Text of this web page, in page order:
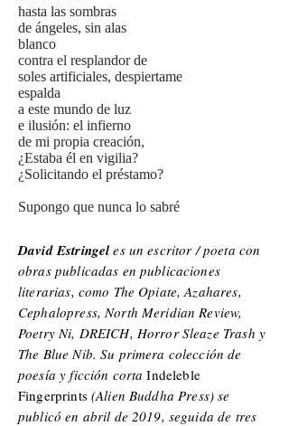
hasta las sombras
de ángeles, sin alas
blanco
contra el resplandor de
soles artificiales, despiertame
espalda
a este mundo de luz
e ilusión: el infierno
de mi propia creación,
¿Estaba él en vigilia?
¿Solicitando el préstamo?
Supongo que nunca lo sabré
David Estringeles un escritor / poeta con
obras publicadas en publicaciones
literarias, como The Opiate, Azahares,
Cephalopress, North Meridian Review,
Poetry Ni, DREICH, Horror Sleaze Trash y
The Blue Nib. Su primera colección de
poesía y ficción corta Indeleble
Fingerprints (Alien Buddha Press) se
publicó en abril de 2019, seguida de tres